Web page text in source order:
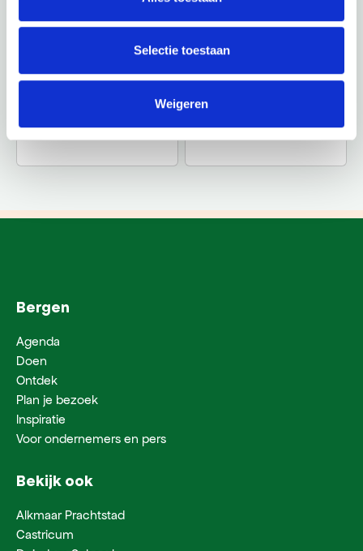
Selectie toestaan
Weigeren
Bergen
Agenda
Doen
Ontdek
Plan je bezoek
Inspiratie
Voor ondernemers en pers
Bekijk ook
Alkmaar Prachtstad
Castricum